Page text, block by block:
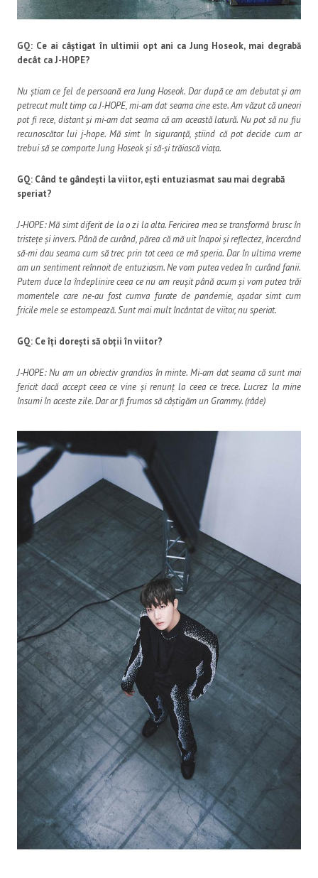
GQ: Ce ai câștigat în ultimii opt ani ca Jung Hoseok, mai degrabă
decât ca J-HOPE?
Nu știam ce fel de persoană era Jung Hoseok. Dar după ce am debutat și am
petrecut mult timp ca J-HOPE, mi-am dat seama cine este. Am văzut că uneori
pot fi rece, distant și mi-am dat seama că am această latură. Nu pot să nu fiu
recunoscător lui j-hope. Mă simt în siguranță, știind că pot decide cum ar
trebui să se comporte Jung Hoseok și să-și trăiască viața.
GQ: Când te gândești la viitor, ești entuziasmat sau mai degrabă
speriat?
J-HOPE: Mă simt diferit de la o zi la alta. Fericirea mea se transformă brusc în
tristețe și invers. Până de curând, părea că mă uit înapoi și reflectez, încercând
să-mi dau seama cum să trec prin tot ceea ce mă speria. Dar în ultima vreme
am un sentiment reînnoit de entuziasm. Ne vom putea vedea în curând fanii.
Putem duce la îndeplinire ceea ce nu am reușit până acum și vom putea trăi
momentele care ne-au fost cumva furate de pandemie, așadar simt cum
fricile mele se estompează. Sunt mai mult încântat de viitor, nu speriat.
GQ: Ce îți dorești să obții în viitor?
J-HOPE: Nu am un obiectiv grandios în minte. Mi-am dat seama că sunt mai
fericit dacă accept ceea ce vine și renunț la ceea ce trece. Lucrez la mine
însumi în aceste zile. Dar ar fi frumos să câștigăm un Grammy. (râde)